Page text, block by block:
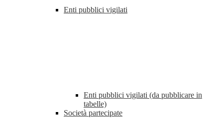
Enti pubblici vigilati
Enti pubblici vigilati (da pubblicare in
tabelle)
Società partecipate